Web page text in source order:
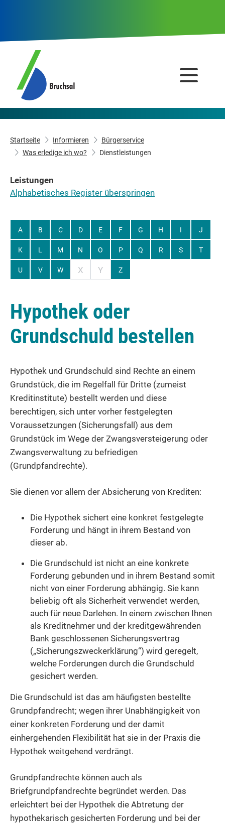
Startseite Informieren
Bürgerservice
Was erledige ich wo?
Dienstleistungen
Leistungen
Alphabetisches Register überspringen
A B C D E F G H I J
K L M N O P Q R S T
U V W X Y Z
Hypothek oder
Grundschuld bestellen
Hypothek und Grundschuld sind Rechte an einem
Grundstück, die im Regelfall für Dritte (zumeist
Kreditinstitute) bestellt werden und diese
berechtigen, sich unter vorher festgelegten
Voraussetzungen (Sicherungsfall) aus dem
Grundstück im Wege der Zwangsversteigerung oder
Zwangsverwaltung zu befriedigen
(Grundpfandrechte).
Sie dienen vor allem der Absicherung von Krediten:
Die Hypothek sichert eine konkret festgelegte
Forderung und hängt in ihrem Bestand von
dieser ab.
Die Grundschuld ist nicht an eine konkrete
Forderung gebunden und in ihrem Bestand somit
nicht von einer Forderung abhängig. Sie kann
beliebig oft als Sicherheit verwendet werden,
auch für neue Darlehen. In einem zwischen Ihnen
als Kreditnehmer und der kreditgewährenden
Bank geschlossenen Sicherungsvertrag
(„Sicherungszweckerklärung“) wird geregelt,
welche Forderungen durch die Grundschuld
gesichert werden.
Die Grundschuld ist das am häufigsten bestellte
Grundpfandrecht; wegen ihrer Unabhängigkeit von
einer konkreten Forderung und der damit
einhergehenden Flexibilität hat sie in der Praxis die
Hypothek weitgehend verdrängt.
Grundpfandrechte können auch als
Briefgrundpfandrechte begründet werden. Das
erleichtert bei der Hypothek die Abtretung der
hypothekarisch gesicherten Forderung und bei der